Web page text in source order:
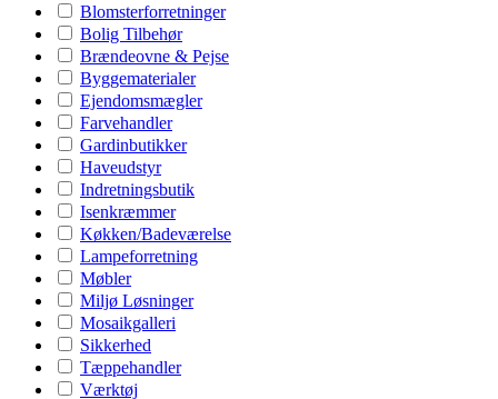
Blomsterforretninger
Bolig Tilbehør
Brændeovne & Pejse
Byggematerialer
Ejendomsmægler
Farvehandler
Gardinbutikker
Haveudstyr
Indretningsbutik
Isenkræmmer
Køkken/Badeværelse
Lampeforretning
Møbler
Miljø Løsninger
Mosaikgalleri
Sikkerhed
Tæppehandler
Værktøj